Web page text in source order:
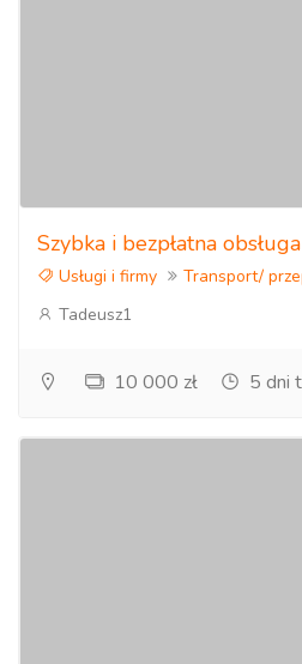
Szybka i bezpłatna
Usługi i firmy
Transport/
Tadeusz1
10 000 zł 5 dni